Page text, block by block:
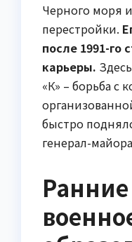
Черного моря
перестройки.
после 1991-го
карьеры.
«К» – борьба с
быстро
генерал-